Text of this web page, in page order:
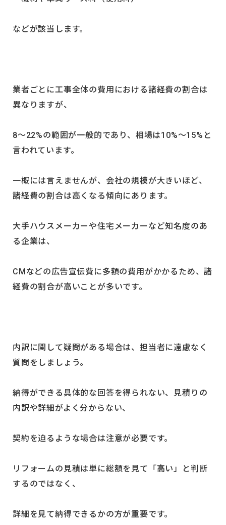
などが該当します。
業者ごとに工事全体の費用における諸経費の割合は
異なりますが、
8～22%の範囲が一般的であり、相場は10%〜15%と
言われています。
一概には言えませんが、会社の規模が大きいほど、
諸経費の割合は高くなる傾向にあります。
大手ハウスメーカーや住宅メーカーなど知名度のあ
る企業は、
CMなどの広告宣伝費に多額の費用がかかるため、諸
経費の割合が高いことが多いです。
内訳に関して疑問がある場合は、担当者に遠慮なく
質問をしましょう。
納得ができる具体的な回答を得られない、見積りの
内訳や詳細がよく分からない、
契約を迫るような場合は注意が必要です。
リフォームの見積は単に総額を見て「高い」と判断
するのではなく、
詳細を見て納得できるかの方が重要です。